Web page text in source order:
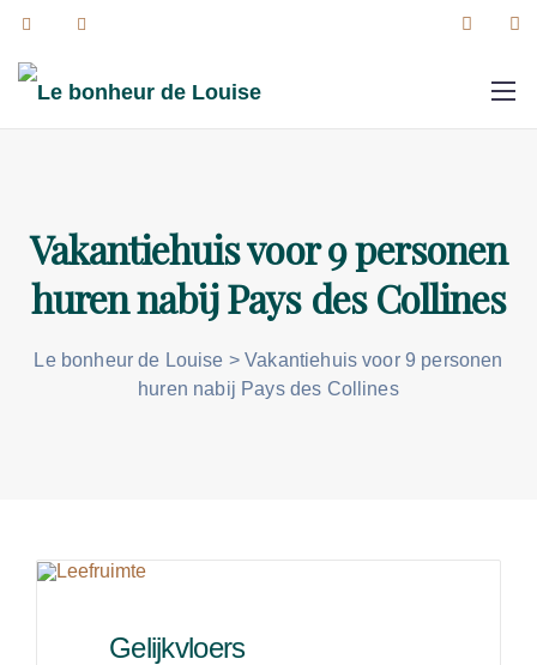
Vakantiehuis voor 9 personen
huren nabij Pays des Collines
Le bonheur de Louise >Vakantiehuis voor 9 personen
huren nabij Pays des Collines
Gelijkvloers